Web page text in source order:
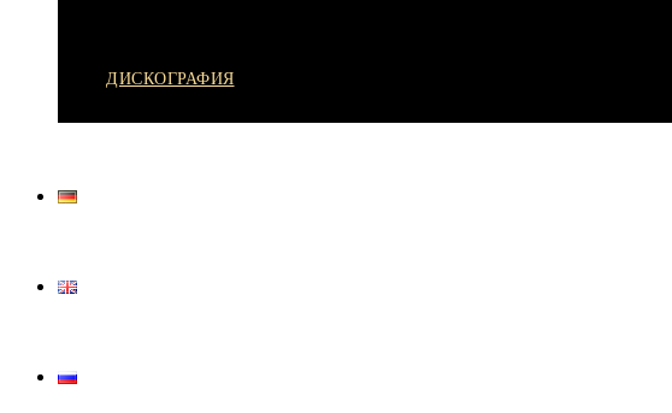
ДИСКОГРАФИЯ